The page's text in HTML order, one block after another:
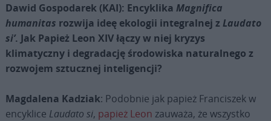
Dawid Gospodarek (KAI): Encyklika Magnifica
humanitas rozwija ideę ekologii integralnej z Laudato
si’. Jak Papież Leon XIV łączy w niej kryzys
klimatyczny i degradację środowiska naturalnego z
rozwojem sztucznej inteligencji?
Magdalena Kadziak: Podobnie jak papież Franciszek w
encyklice Laudato si, papież Leon zauważa, że wszystko